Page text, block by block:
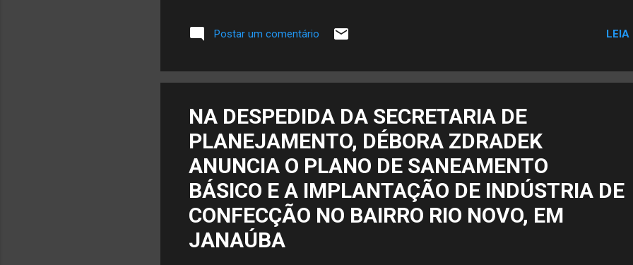
incorporou à sua gestão no sentido de melhorar a qualidade de vida no
comunidades rurais. Foto Paulo Henrique Ribeiro No Cidadão Rural,
Aparecido Mendes e dona Maria, viúva de Almerindo que era conhecido
atendida na área de oftalmologia com exame de vista. Essa
Senar Minas com o sindicato de Janaúba mostra a força e a
Postar um comentário LEIA
NA DESPEDIDA DA SECRETARIA DE
PLANEJAMENTO, DÉBORA ZDRADEK
ANUNCIA O PLANO DE SANEAMENTO
BÁSICO E A IMPLANTAÇÃO DE INDÚSTRIA DE
CONFECÇÃO NO BAIRRO RIO NOVO, EM
JANAÚBA